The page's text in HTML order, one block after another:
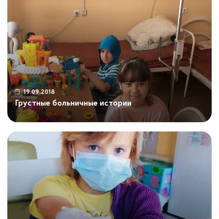
радость. Приоткроем эти двери, кто там
сегодня? ...
19.09.2018
Грустные больничные истории
Каждый раз, приходя в детское
онкологическое отделение "Томской
областной клинической больницы"
ОКБ, сжимается сердечко, но тут оно
разрывается у нас всех... Далее Вы всё
поймёте по тексту от нашей уважаемой
Елены Алексеевны: "В нашем отделении
в одной палате лежат две девочки и